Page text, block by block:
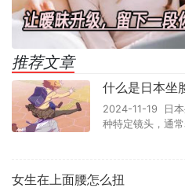
推荐文章
什么是日本坐
2024-11-19 日本
种特定镜头，通
女生在上面腰怎么扭